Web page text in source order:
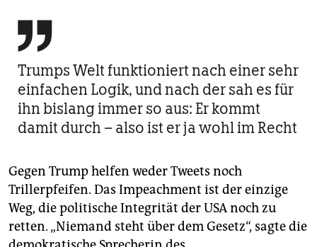

Trumps Welt funktioniert nach einer sehr
einfachen Logik, und nach der sah es für
ihn bislang immer so aus: Er kommt
damit durch – also ist er ja wohl im Recht
Gegen Trump helfen weder Tweets noch
Trillerpfeifen. Das Impeachment ist der einzige
Weg, die politische Integrität der USA noch zu
retten. „Niemand steht über dem Gesetz“, sagte die